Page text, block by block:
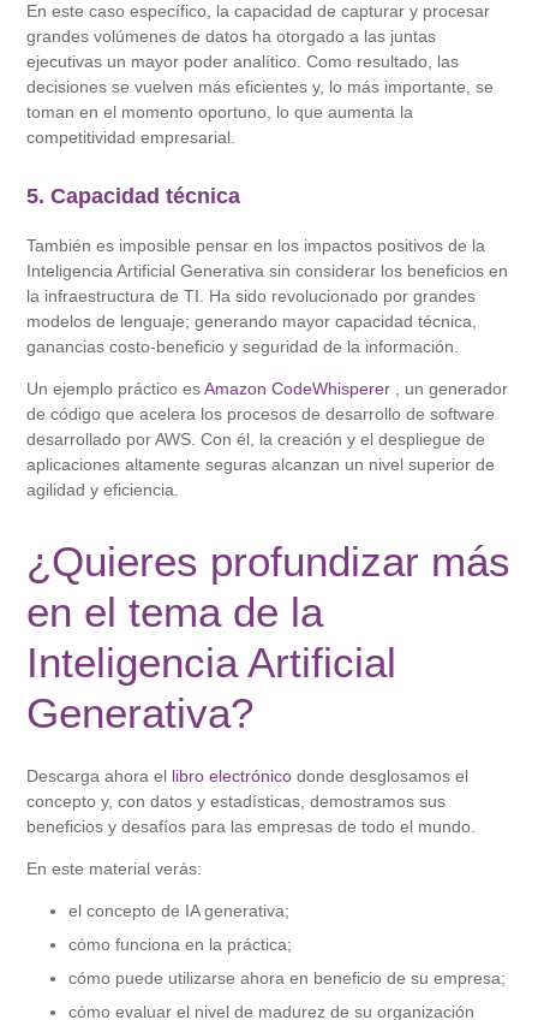
En este caso específico, la capacidad de capturar y procesar
grandes volúmenes de datos ha otorgado a las juntas
ejecutivas un mayor poder analítico. Como resultado, las
decisiones se vuelven más eficientes y, lo más importante, se
toman en el momento oportuno, lo que aumenta la
competitividad empresarial.
5. Capacidad técnica
También es imposible pensar en los impactos positivos de la
Inteligencia Artificial Generativa sin considerar los beneficios en
la infraestructura de TI. Ha sido revolucionado por grandes
modelos de lenguaje; generando mayor capacidad técnica,
ganancias costo-beneficio y seguridad de la información.
Un ejemplo práctico esAmazon CodeWhisperer , un generador
de código que acelera los procesos de desarrollo de software
desarrollado por AWS. Con él, la creación y el despliegue de
aplicaciones altamente seguras alcanzan un nivel superior de
agilidad y eficiencia.
¿Quieres profundizar más
en el tema de la
Inteligencia Artificial
Generativa?
Descarga ahora el libro electrónico donde desglosamos el
concepto y, con datos y estadísticas, demostramos sus
beneficios y desafíos para las empresas de todo el mundo.
En este material verás:
el concepto de IA generativa;
cómo funciona en la práctica;
cómo puede utilizarse ahora en beneficio de su empresa;
cómo evaluar el nivel de madurez de su organización